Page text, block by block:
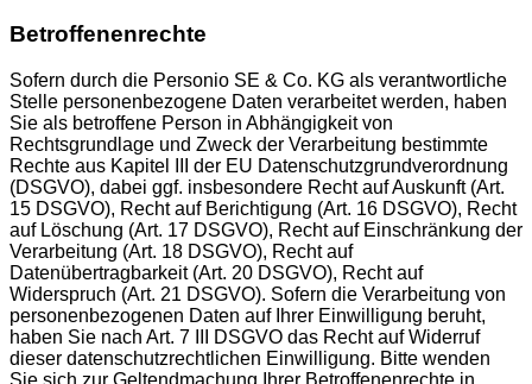
Betroffenenrechte
Sofern durch die Personio SE & Co. KG als verantwortliche
Stelle personenbezogene Daten verarbeitet werden, haben
Sie als betroffene Person in Abhängigkeit von
Rechtsgrundlage und Zweck der Verarbeitung bestimmte
Rechte aus Kapitel III der EU Datenschutzgrundverordnung
(DSGVO), dabei ggf. insbesondere Recht auf Auskunft (Art.
15 DSGVO), Recht auf Berichtigung (Art. 16 DSGVO), Recht
auf Löschung (Art. 17 DSGVO), Recht auf Einschränkung der
Verarbeitung (Art. 18 DSGVO), Recht auf
Datenübertragbarkeit (Art. 20 DSGVO), Recht auf
Widerspruch (Art. 21 DSGVO). Sofern die Verarbeitung von
personenbezogenen Daten auf Ihrer Einwilligung beruht,
haben Sie nach Art. 7 III DSGVO das Recht auf Widerruf
dieser datenschutzrechtlichen Einwilligung. Bitte wenden
Sie sich zur Geltendmachung Ihrer Betroffenenrechte in